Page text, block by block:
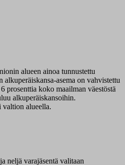
alueen ainoa tunnustettu
alkuperäiskansa-asema on vahvistettu
prosenttia koko maailman väestöstä
alkuperäiskansoihin.
valtion alueella.
neljä varajäsentä valitaan